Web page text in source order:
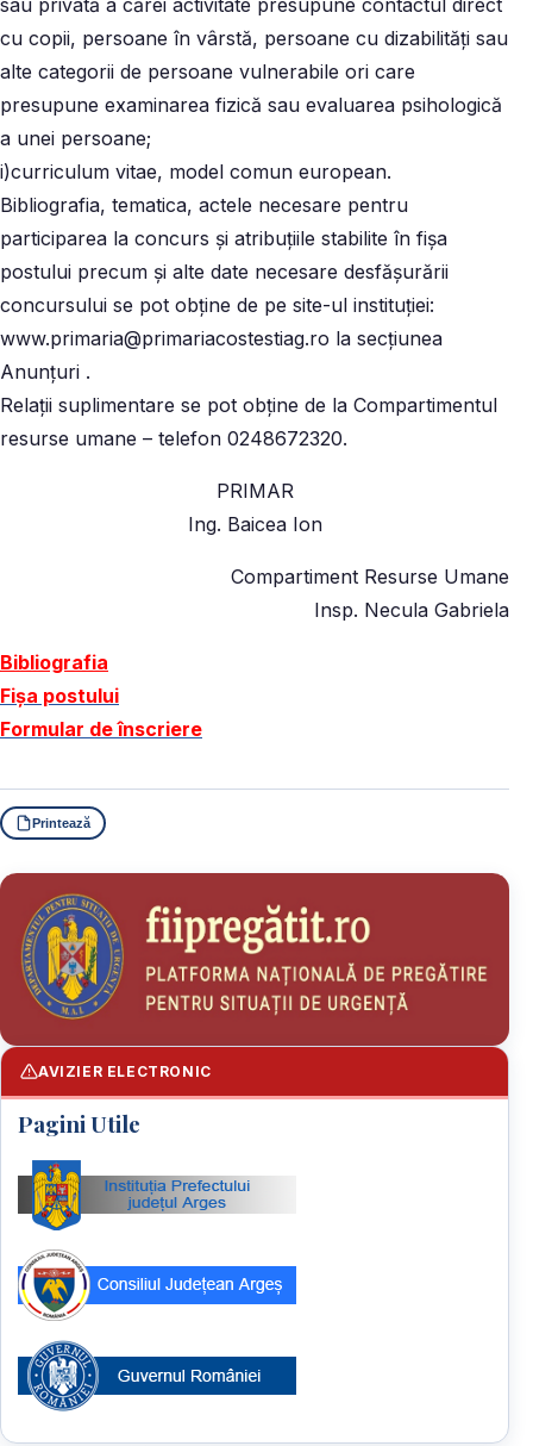
sau privată a cărei activitate presupune contactul direct
cu copii, persoane în vârstă, persoane cu dizabilităţi sau
alte categorii de persoane vulnerabile ori care
presupune examinarea fizică sau evaluarea psihologică
a unei persoane;
i)curriculum vitae, model comun european.
Bibliografia, tematica, actele necesare pentru
participarea la concurs și atribuțiile stabilite în fișa
postului precum şi alte date necesare desfăşurării
concursului se pot obține de pe site-ul instituției:
www.primaria@primariacostestiag.ro la secțiunea
Anunțuri .
Relaţii suplimentare se pot obţine de la Compartimentul
resurse umane – telefon 0248672320.
PRIMAR
Ing. Baicea Ion
Compartiment Resurse Umane
Insp. Necula Gabriela
Bibliografia
Fișa postului
Formular de înscriere
Printează
AVIZIER ELECTRONIC
Pagini Utile